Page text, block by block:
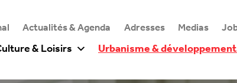
Actualités & Agenda Adresses Medias
& Loisirs Urbanisme &